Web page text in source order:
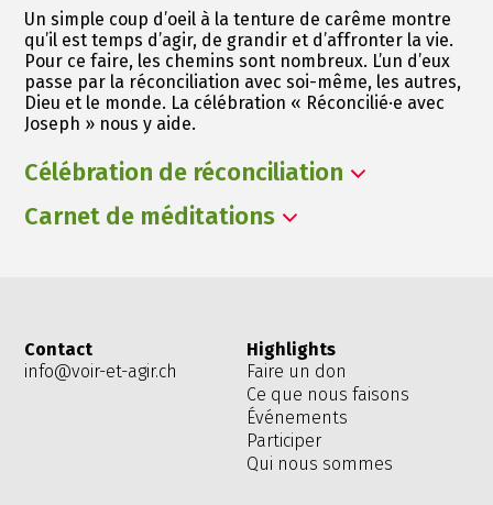
Un simple coup d’oeil à la tenture de carême montre
qu’il est temps d’agir, de grandir et d’affronter la vie.
Pour ce faire, les chemins sont nombreux. L’un d’eux
passe par la réconciliation avec soi-même, les autres,
Dieu et le monde. La célébration « Réconcilié·e avec
Joseph » nous y aide.
Célébration de réconciliation
Carnet de méditations
Contact
info@voir-et-agir.ch
Highlights
Faire un don
Ce que nous faisons
Événements
Participer
Qui nous sommes